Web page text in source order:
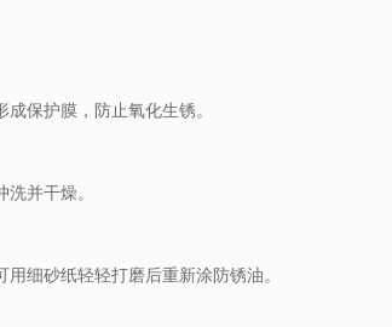
保护膜，防止氧化生锈。
并干燥。
细砂纸轻轻打磨后重新涂防锈油。